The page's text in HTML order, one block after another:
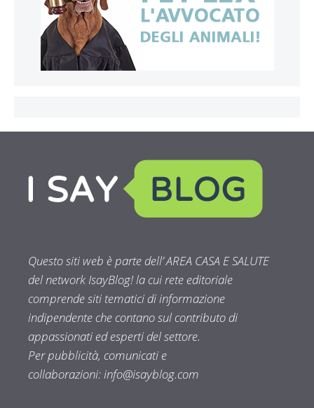
Questo siti web è parte dell’ AREA CASA E SALUTE
del network IsayBlog! la cui rete editoriale
comprende siti tematici di informazione
indipendente che contano sul contributo di
appassionati ed esperti del settore.
Per pubblicità, comunicati e
collaborazioni:info@isayblog.com